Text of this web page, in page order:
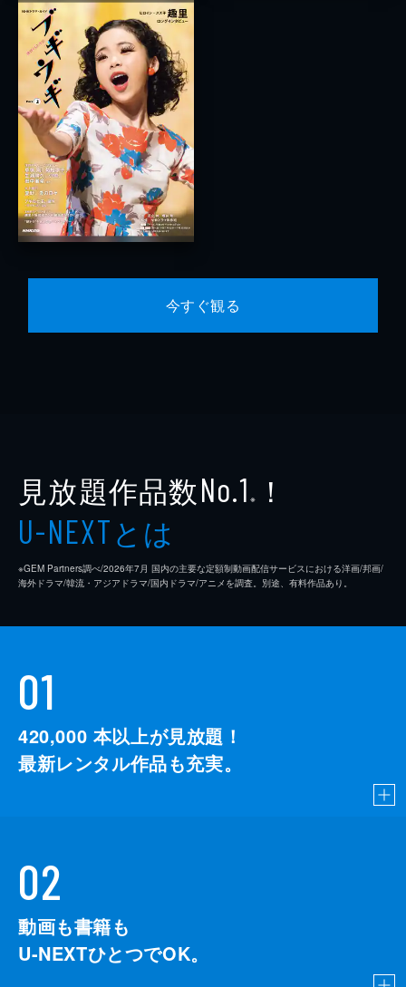
今すぐ観る
見放題作品数No.1 ※ ！
U-NEXTとは
※GEM Partners調べ/2026年7⽉ 国内の主要な定額制動画配信サービスにおける洋画/邦画/
海外ドラマ/韓流・アジアドラマ/国内ドラマ/アニメを調査。別途、有料作品あり。
01
420,000 本以上が見放題！
最新レンタル作品も充実。
02
動画も書籍も
U-NEXTひとつでOK。